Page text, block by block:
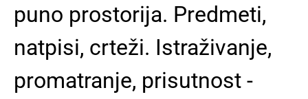
puno prostorija. Predmeti,
natpisi, crteži. Istraživanje,
promatranje, prisutnost -